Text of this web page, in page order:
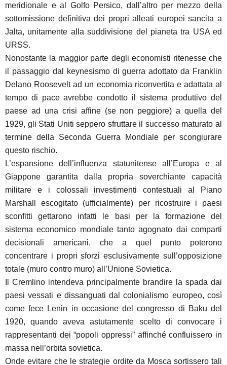
meridionale e al Golfo Persico, dall’altro per mezzo della
sottomissione definitiva dei propri alleati europei sancita a
Jalta, unitamente alla suddivisione del pianeta tra USA ed
URSS.
Nonostante la maggior parte degli economisti ritenesse che
il passaggio dal keynesismo di guerra adottato da Franklin
Delano Roosevelt ad un economia riconvertita e adattata al
tempo di pace avrebbe condotto il sistema produttivo del
paese ad una crisi affine (se non peggiore) a quella del
1929, gli Stati Uniti seppero sfruttare il successo maturato al
termine della Seconda Guerra Mondiale per scongiurare
questo rischio.
L’espansione dell’influenza statunitense all’Europa e al
Giappone garantita dalla propria soverchiante capacità
militare e i colossali investimenti contestuali al Piano
Marshall escogitato (ufficialmente) per ricostruire i paesi
sconfitti gettarono infatti le basi per la formazione del
sistema economico mondiale tanto agognato dai comparti
decisionali americani, che a quel punto poterono
concentrare i propri sforzi esclusivamente sull’opposizione
totale (muro contro muro) all’Unione Sovietica.
Il Cremlino intendeva principalmente brandire la spada dai
paesi vessati e dissanguati dal colonialismo europeo, così
come fece Lenin in occasione del congresso di Baku del
1920, quando aveva astutamente scelto di convocare i
rappresentanti dei “popoli oppressi” affinché confluissero in
massa nell’orbita sovietica.
Onde evitare che le strategie ordite da Mosca sortissero tali